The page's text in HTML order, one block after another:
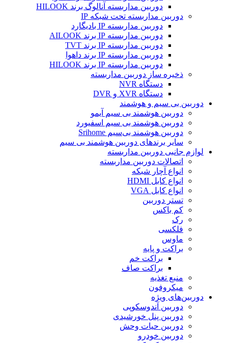
دوربین مداربسته آنالوگ برند HILOOK
دوربین مداربسته تحت شبکه IP
دوربین مداربسته IP بادیگارد
دوربین مداربسته IP برند AILOOK
دوربین مداربسته IP برند TVT
دوربین مداربسته IP برند داهوا
دوربین مداربسته IP برند HILOOK
ذخیره ساز دوربین مداربسته
دستگاه NVR
دستگاه XVR و DVR
دوربین بی سیم و هوشمند
دوربین هوشمند بی سیم آیمو
دوربین هوشمند بی سیم اسفیورد
دوربین هوشمند بی‌سیم Srihome
سایر برندهای دوربین هوشمند بی سیم
لوازم جانبی دوربین مداربسته
اتصالات دوربین مداربسته
انواع آچار شبکه
انواع کابل HDMI
انواع کابل VGA
تستر دوربین
کم باکس
رک
فلکسی
ماوس
براکت و پایه
براکت خم
براکت صاف
منبع تغذیه
میکروفون
دوربین‌های ویژه
دوربین آندوسکوپی
دوربین پنل خورشیدی
دوربین حیات وحش
دوربین خودرو